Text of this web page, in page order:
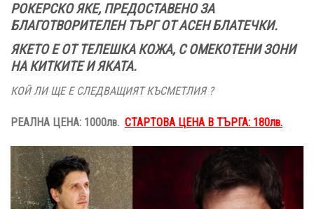
РОКЕРСКО ЯКЕ, ПРЕДОСТАВЕНО ЗА
БЛАГОТВОРИТЕЛЕН ТЪРГ ОТ АСЕН БЛАТЕЧКИ.
ЯКЕТО Е ОТ ТЕЛЕШКА КОЖА, С ОМЕКОТЕНИ ЗОНИ
НА КИТКИТЕ И ЯКАТА.
КОЙ ЛИ ЩЕ Е СЛЕДВАЩИЯТ КЪСМЕТЛИЯ ?
РЕАЛНА ЦЕНА: 1000лв. СТАРТОВА ЦЕНА В ТЪРГА: 180лв.